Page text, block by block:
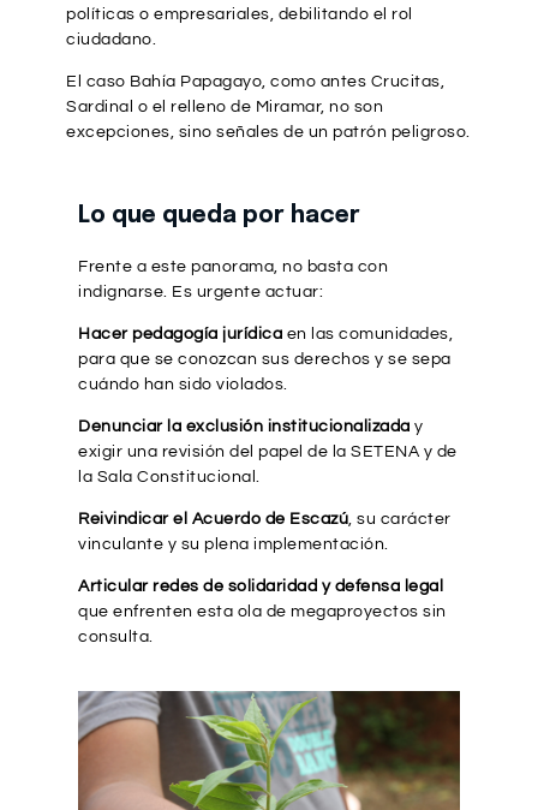
políticas o empresariales, debilitando el rol
ciudadano.
El caso Bahía Papagayo, como antes Crucitas,
Sardinal o el relleno de Miramar, no son
excepciones, sino señales de un patrón peligroso.
Lo que queda por hacer
Frente a este panorama, no basta con
indignarse. Es urgente actuar:
Hacer pedagogía jurídica en las comunidades,
para que se conozcan sus derechos y se sepa
cuándo han sido violados.
Denunciar la exclusión institucionalizada y
exigir una revisión del papel de la SETENA y de
la Sala Constitucional.
Reivindicar el Acuerdo de Escazú, su carácter
vinculante y su plena implementación.
Articular redes de solidaridad y defensa legal
que enfrenten esta ola de megaproyectos sin
consulta.